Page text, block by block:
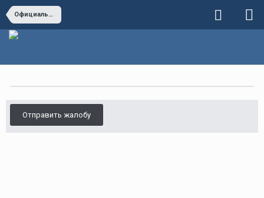
Официальные дилеры VOLVO
Отправить жалобу